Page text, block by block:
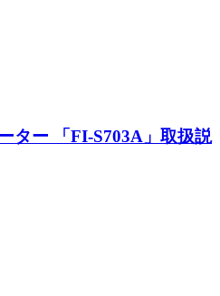
ター 「FI-S703A」取扱説